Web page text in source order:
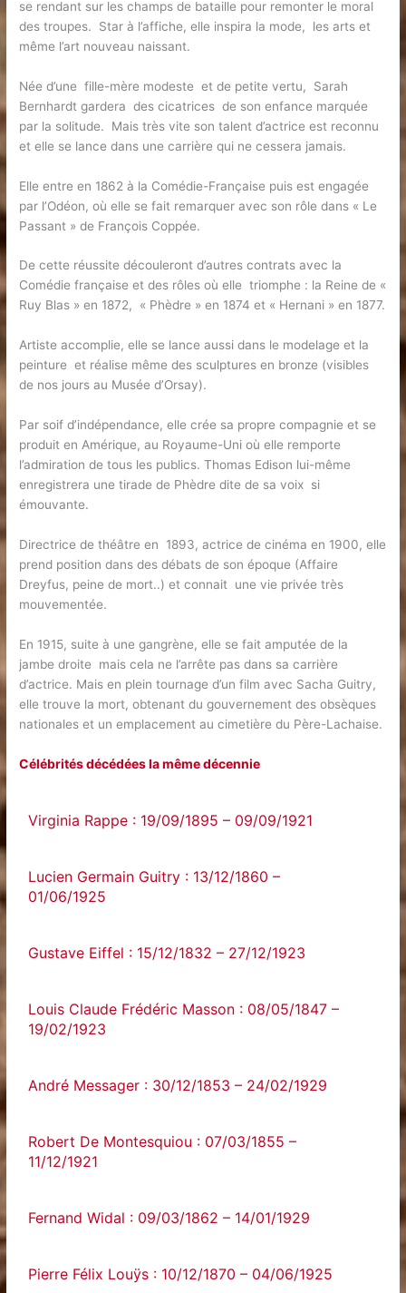
se rendant sur les champs de bataille pour remonter le moral
des troupes. Star à l’affiche, elle inspira la mode, les arts et
même l’art nouveau naissant.
Née d’une fille-mère modeste et de petite vertu, Sarah
Bernhardt gardera des cicatrices de son enfance marquée
par la solitude. Mais très vite son talent d’actrice est reconnu
et elle se lance dans une carrière qui ne cessera jamais.
Elle entre en 1862 à la Comédie-Française puis est engagée
par l’Odéon, où elle se fait remarquer avec son rôle dans « Le
Passant » de François Coppée.
De cette réussite découleront d’autres contrats avec la
Comédie française et des rôles où elle triomphe : la Reine de «
Ruy Blas » en 1872, « Phèdre » en 1874 et « Hernani » en 1877.
Artiste accomplie, elle se lance aussi dans le modelage et la
peinture et réalise même des sculptures en bronze (visibles
de nos jours au Musée d’Orsay).
Par soif d’indépendance, elle crée sa propre compagnie et se
produit en Amérique, au Royaume-Uni où elle remporte
l’admiration de tous les publics. Thomas Edison lui-même
enregistrera une tirade de Phèdre dite de sa voix si
émouvante.
Directrice de théâtre en 1893, actrice de cinéma en 1900, elle
prend position dans des débats de son époque (Affaire
Dreyfus, peine de mort..) et connait une vie privée très
mouvementée.
En 1915, suite à une gangrène, elle se fait amputée de la
jambe droite mais cela ne l’arrête pas dans sa carrière
d’actrice. Mais en plein tournage d’un film avec Sacha Guitry,
elle trouve la mort, obtenant du gouvernement des obsèques
nationales et un emplacement au cimetière du Père-Lachaise.
Célébrités décédées la même décennie
Virginia Rappe : 19/09/1895 – 09/09/1921
Lucien Germain Guitry : 13/12/1860 –
01/06/1925
Gustave Eiffel : 15/12/1832 – 27/12/1923
Louis Claude Frédéric Masson : 08/05/1847 –
19/02/1923
André Messager : 30/12/1853 – 24/02/1929
Robert De Montesquiou : 07/03/1855 –
11/12/1921
Fernand Widal : 09/03/1862 – 14/01/1929
Pierre Félix Louÿs : 10/12/1870 – 04/06/1925